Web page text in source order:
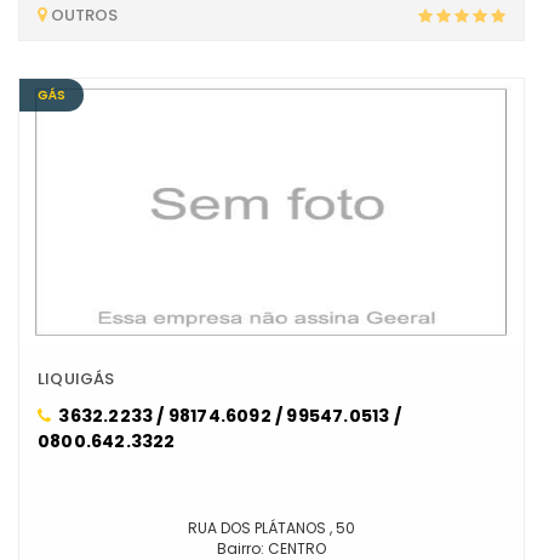
OUTROS
GÁS
LIQUIGÁS
3632.2233 / 98174.6092 / 99547.0513 /
0800.642.3322
RUA DOS PLÁTANOS , 50
Bairro: CENTRO